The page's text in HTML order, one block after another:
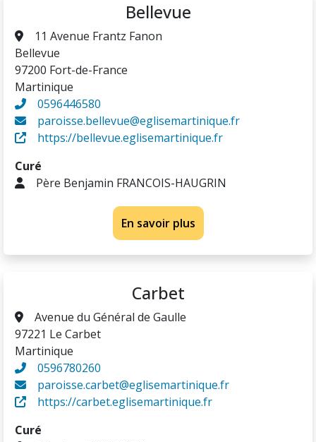
Bellevue
11 Avenue Frantz Fanon
Bellevue
97200 Fort-de-France
Martinique
0596446580
paroisse.bellevue@eglisemartinique.fr
https://bellevue.eglisemartinique.fr
Curé
Père Benjamin FRANCOIS-HAUGRIN
En savoir plus
Carbet
Avenue du Général de Gaulle
97221 Le Carbet
Martinique
0596780260
paroisse.carbet@eglisemartinique.fr
https://carbet.eglisemartinique.fr
Curé